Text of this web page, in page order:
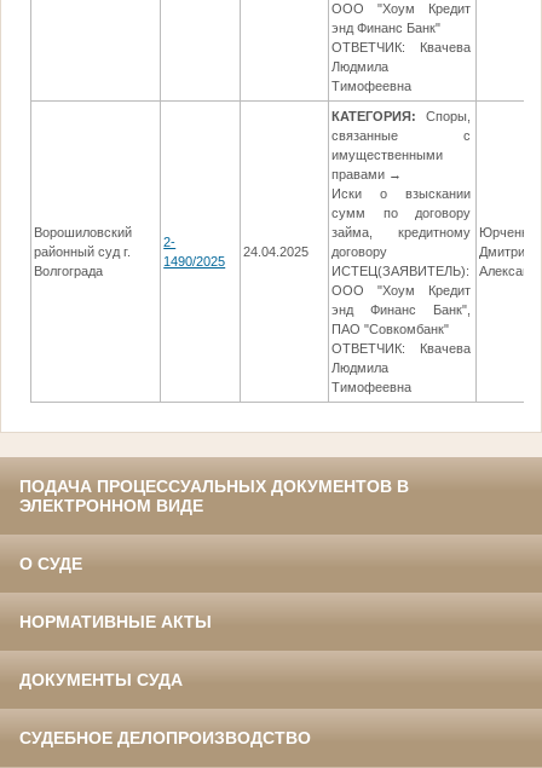
ООО "Хоум Кредит
энд Финанс Банк"
ОТВЕТЧИК: Квачева
Людмила
Тимофеевна
Ворошиловский
районный суд г.
Волгограда
2-
1490/2025
24.04.2025
КАТЕГОРИЯ:
Споры,
связанные с
имущественными
правами →
Иски о взыскании
сумм по договору
займа, кредитному
договору
ИСТЕЦ(ЗАЯВИТЕЛЬ):
ООО "Хоум Кредит
энд Финанс Банк",
ПАО "Совкомбанк"
ОТВЕТЧИК: Квачева
Людмила
Тимофеевна
Юрченко
Дмитрий
ПОДАЧА ПРОЦЕССУАЛЬНЫХ ДОКУМЕНТОВ В
ЭЛЕКТРОННОМ ВИДЕ
О СУДЕ
НОРМАТИВНЫЕ АКТЫ
ДОКУМЕНТЫ СУДА
СУДЕБНОЕ ДЕЛОПРОИЗВОДСТВО